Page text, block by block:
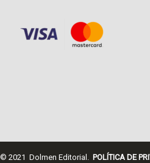
© 2021 Dolmen Editorial. POLÍTICA DE